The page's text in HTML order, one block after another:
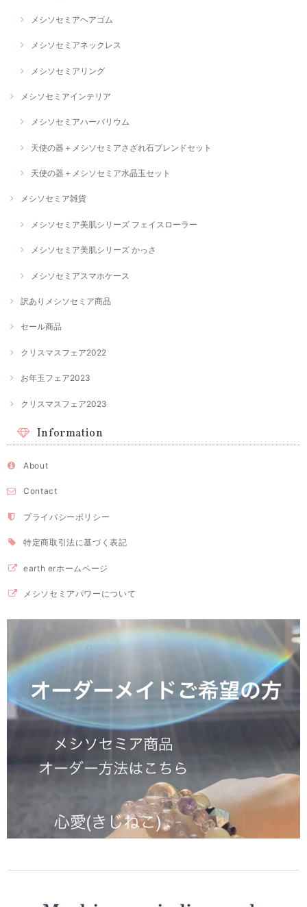
メシソセミアヘアゴム
メシソセミアネックレス
メシソセミアリング
メシソセミアインテリア
メシソセミアハーバリウム
天使の器＋メシソセミアさざれ石ブレンドセット
天使の器＋メシソセミア水晶玉セット
メシソセミア雑貨
メシソセミア美肌シリーズ フェイスローラー
メシソセミア美肌シリーズ かっさ
メシソセミアスマホケース
訳ありメシソセミア商品
セール商品
クリスマスフェア2022
お年玉フェア2023
クリスマスフェア2023
Information
About
Contact
プライバシーポリシー
特定商取引法に基づく表記
earth erホームページ
メシソセミアパワーについて